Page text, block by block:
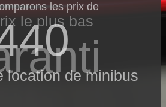
les prix de
location de minibus
le​ plus bas